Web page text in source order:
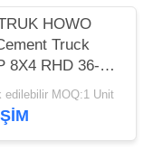
HOWO
Truck
8X4 RHD 36-
edilebilir MOQ:1 Unit